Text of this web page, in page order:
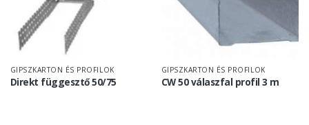
GIPSZKARTON ÉS PROFILOK
Direkt függesztő 50/75
GIPSZKARTON ÉS PROFILOK
CW 50 válaszfal profil 3 m